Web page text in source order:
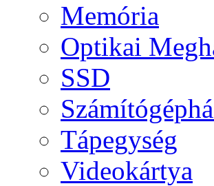
Memória
Optikai
SSD
Tápegység
Videokártya